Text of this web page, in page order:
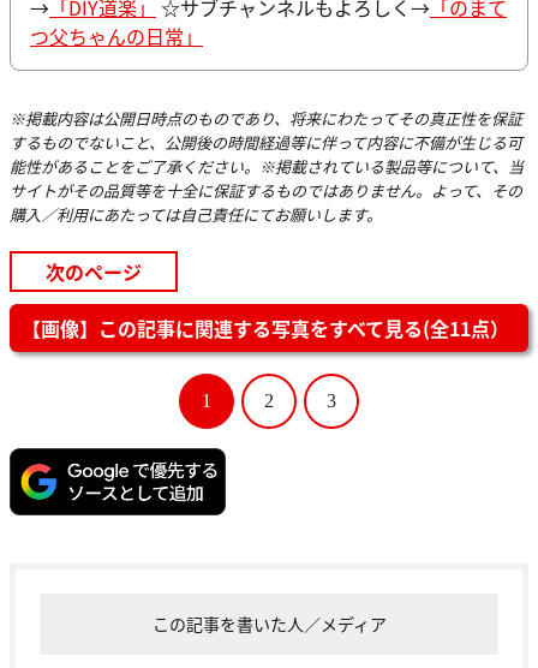
→ 「DIY道楽」 ☆サブチャンネルもよろしく→ 「のまて
つ父ちゃんの日常」
※掲載内容は公開日時点のものであり、将来にわたってその真正性を保証
するものでないこと、公開後の時間経過等に伴って内容に不備が生じる可
能性があることをご了承ください。※掲載されている製品等について、当
サイトがその品質等を十全に保証するものではありません。よって、その
購入／利用にあたっては自己責任にてお願いします。
次のページ
【画像】この記事に関連する写真をすべて見る(全11点）
1 2 3
この記事を書いた人／メディア